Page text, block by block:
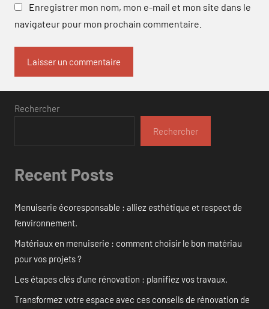
Enregistrer mon nom, mon e-mail et mon site dans le
navigateur pour mon prochain commentaire.
Rechercher
Rechercher
Recent Posts
Menuiserie écoresponsable : alliez esthétique et respect de
l’environnement.
Matériaux en menuiserie : comment choisir le bon matériau
pour vos projets ?
Les étapes clés d’une rénovation : planifiez vos travaux.
Transformez votre espace avec ces conseils de rénovation de